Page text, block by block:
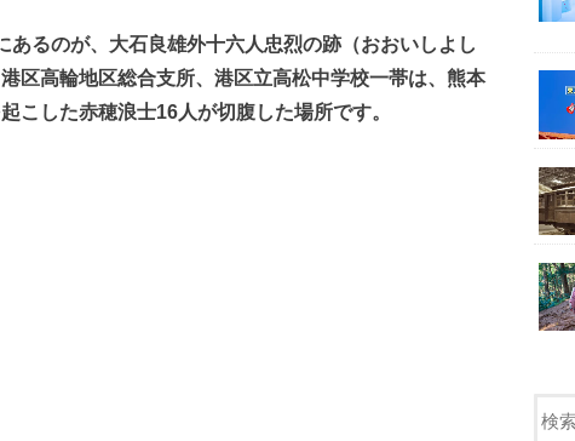
るのが、大石良雄外十六人忠烈の跡（おおいしよし
区高輪地区総合支所、港区立高松中学校一帯は、熊本
こした赤穂浪士16人が切腹した場所です。